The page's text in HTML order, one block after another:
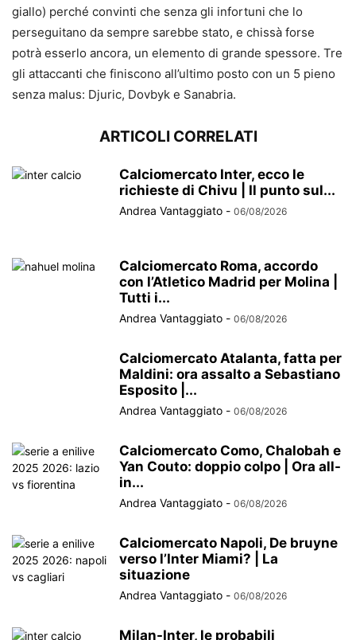
giallo) perché convinti che senza gli infortuni che lo
perseguitano da sempre sarebbe stato, e chissà forse
potrà esserlo ancora, un elemento di grande spessore. Tre
gli attaccanti che finiscono all’ultimo posto con un 5 pieno
senza malus: Djuric, Dovbyk e Sanabria.
ARTICOLI CORRELATI
Calciomercato Inter, ecco le
richieste di Chivu | Il punto sul...
Andrea Vantaggiato - 06/08/2026
Calciomercato Roma, accordo
con l’Atletico Madrid per Molina |
Tutti i...
Andrea Vantaggiato - 06/08/2026
Calciomercato Atalanta, fatta per
Maldini: ora assalto a Sebastiano
Esposito |...
Andrea Vantaggiato - 06/08/2026
Calciomercato Como, Chalobah e
Yan Couto: doppio colpo | Ora all-
in...
Andrea Vantaggiato - 06/08/2026
Calciomercato Napoli, De bruyne
verso l’Inter Miami? | La
situazione
Andrea Vantaggiato - 06/08/2026
Milan-Inter, le probabili